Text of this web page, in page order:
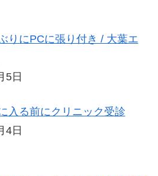
りにPCに張り付き / 大葉エ
5日
入る前にクリニック受診
4日